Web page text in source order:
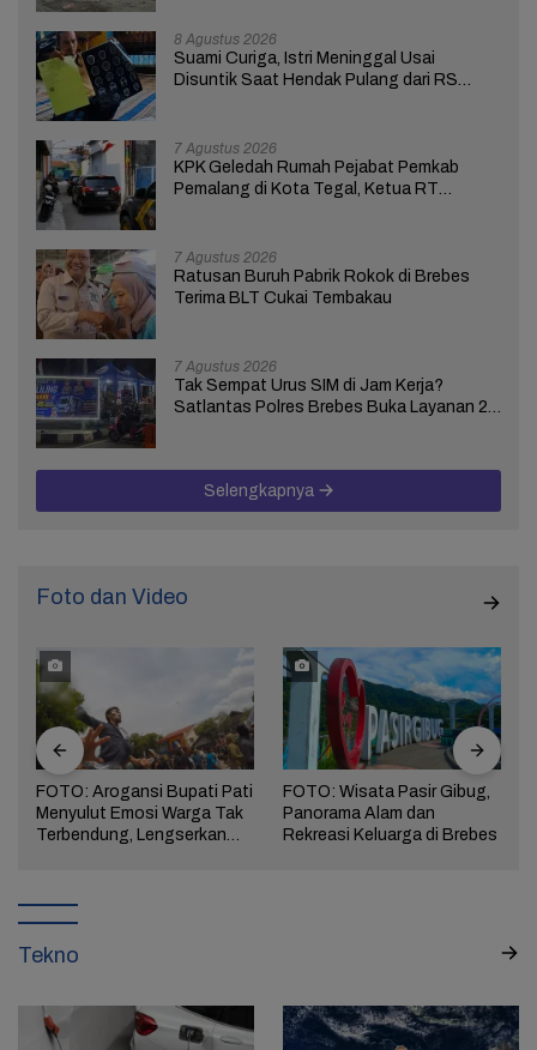
8 Agustus 2026
Suami Curiga, Istri Meninggal Usai
Disuntik Saat Hendak Pulang dari RS
7 Agustus 2026
KPK Geledah Rumah Pejabat Pemkab
Pemalang di Kota Tegal, Ketua RT
7 Agustus 2026
Ratusan Buruh Pabrik Rokok di Brebes
Terima BLT Cukai Tembakau
7 Agustus 2026
Tak Sempat Urus SIM di Jam Kerja?
Satlantas Polres Brebes Buka Layanan 24
Selengkapnya
Foto dan Video
FOTO: Arogansi Bupati Pati
Menyulut Emosi Warga Tak
Terbendung, Lengserkan
FOTO: Wisata Pasir Gibug,
Panorama Alam dan
Rekreasi Keluarga di Brebes
Tekno